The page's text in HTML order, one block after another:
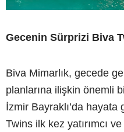
Gecenin Sürprizi Biva
Biva Mimarlık, gecede
planlarına ilişkin önemli
İzmir Bayraklı’da
Twins ilk kez yatırımcı